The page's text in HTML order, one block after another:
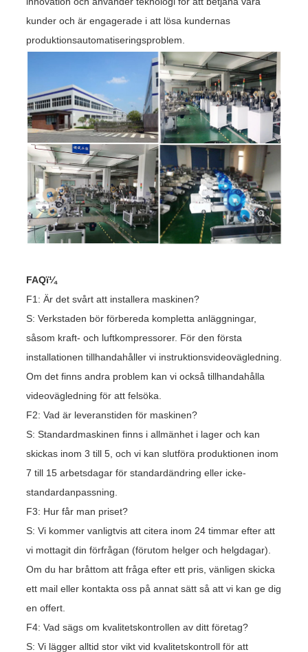
kunder och är engagerade i att lösa kundernas
produktionsautomatiseringsproblem.
FAQï¼
F1: Är det svårt att installera maskinen?
S: Verkstaden bör förbereda kompletta anläggningar,
såsom kraft- och luftkompressorer. För den första
installationen tillhandahåller vi instruktionsvideovägledning.
Om det finns andra problem kan vi också tillhandahålla
videovägledning för att felsöka.
F2: Vad är leveranstiden för maskinen?
S: Standardmaskinen finns i allmänhet i lager och kan
skickas inom 3 till 5, och vi kan slutföra produktionen inom
7 till 15 arbetsdagar för standardändring eller icke-
standardanpassning.
F3: Hur får man priset?
S: Vi kommer vanligtvis att citera inom 24 timmar efter att
vi mottagit din förfrågan (förutom helger och helgdagar).
Om du har bråttom att fråga efter ett pris, vänligen skicka
ett mail eller kontakta oss på annat sätt så att vi kan ge dig
en offert.
F4: Vad sägs om kvalitetskontrollen av ditt företag?
S: Vi lägger alltid stor vikt vid kvalitetskontroll för att